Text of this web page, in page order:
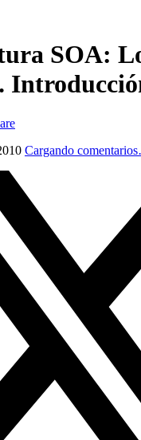
SOA:
Cargando